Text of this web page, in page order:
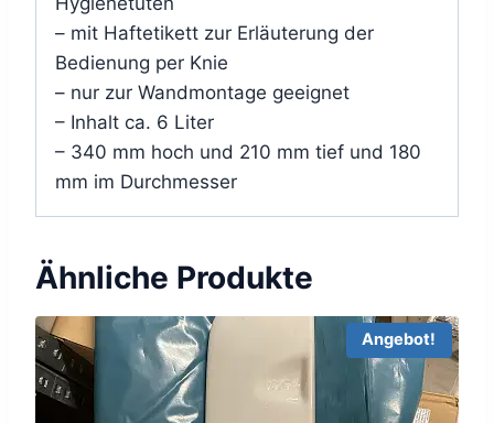
– mit Haftetikett zur Erläuterung der
Bedienung per Knie
– nur zur Wandmontage geeignet
– Inhalt ca. 6 Liter
– 340 mm hoch und 210 mm tief und 180
mm im Durchmesser
Ähnliche Produkte
Angebot!